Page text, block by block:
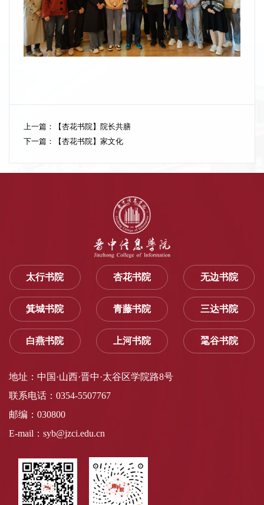
上一篇：
【杏花书院】院长共膳
下一篇：
【杏花书院】家文化
太行书院 杏花书院 无边书院
箕城书院 青藤书院 三达书院
白燕书院 上河书院 毣谷书院
地址：中国·山西·晋中·太谷区学院路8号
联系电话：0354-5507767
邮编：030800
E-mail：syb@jzci.edu.cn